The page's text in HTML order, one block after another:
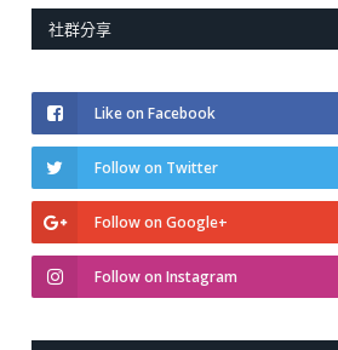
社群分享
Like on Facebook
Follow on Twitter
Follow on Google+
Follow on Instagram